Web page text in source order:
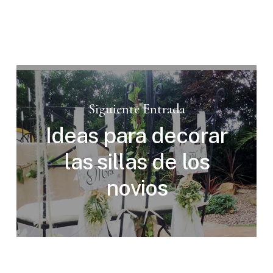
Siguiente Entrada
Ideas para decorar
las sillas de los
novios